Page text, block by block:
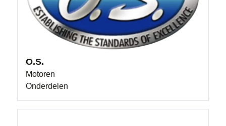
O.S.
Motoren
Onderdelen